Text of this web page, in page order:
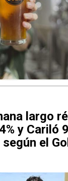
largo
y Cariló
el